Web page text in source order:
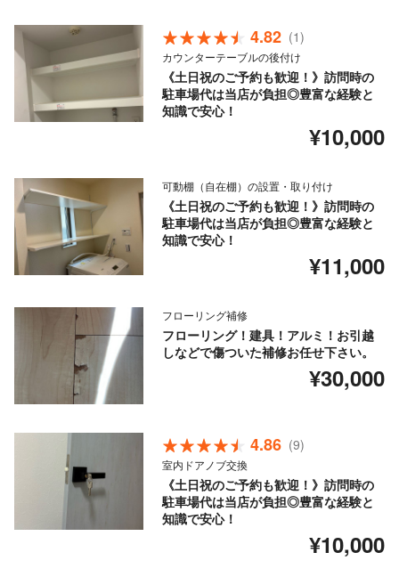
4.82 (1)
カウンターテーブルの後付け
《土日祝のご予約も歓迎！》訪問時の
駐車場代は当店が負担◎豊富な経験と
知識で安心！
¥10,000
可動棚（自在棚）の設置・取り付け
《土日祝のご予約も歓迎！》訪問時の
駐車場代は当店が負担◎豊富な経験と
知識で安心！
¥11,000
フローリング補修
フローリング！建具！アルミ！お引越
しなどで傷ついた補修お任せ下さい。
¥30,000
4.86 (9)
室内ドアノブ交換
《土日祝のご予約も歓迎！》訪問時の
駐車場代は当店が負担◎豊富な経験と
知識で安心！
¥10,000